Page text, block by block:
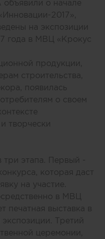
объявили о начале
2017»
на экспозиции
года в МВЦ «Крокус
продукции,
строительства,
появилась
о своем
творчески
три этапа. Первый -
которая даст
на участие.
в МВЦ
печатная выставка в
экспозиции. Третий
церемонии,